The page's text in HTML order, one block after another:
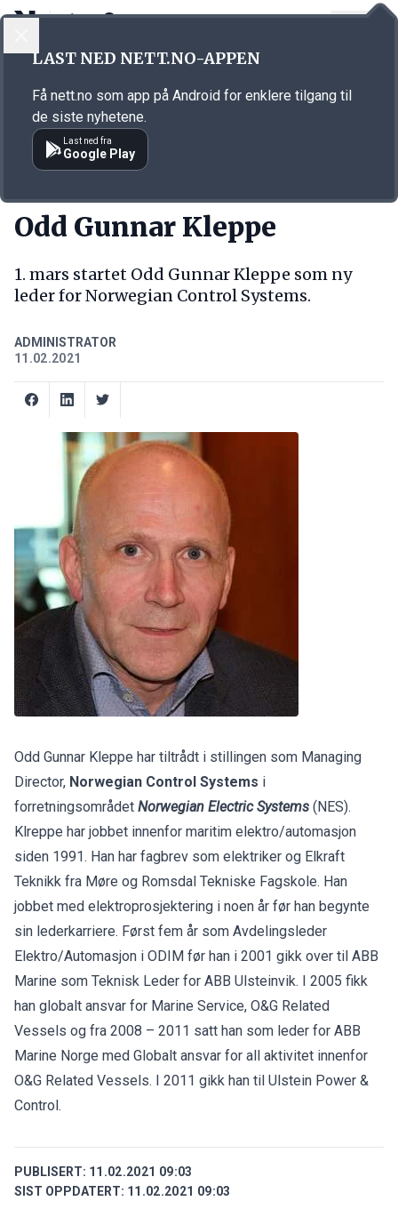
Annonsørinnhold
Odd Gunnar Kleppe
1. mars startet Odd Gunnar Kleppe som ny
leder for Norwegian Control Systems.
ADMINISTRATOR
11.02.2021
Odd Gunnar Kleppe har tiltrådt i stillingen som Managing
Director, Norwegian Control Systems i
forretningsområdet Norwegian Electric Systems (NES).
Klreppe har jobbet innenfor maritim elektro/automasjon
siden 1991. Han har fagbrev som elektriker og Elkraft
Teknikk fra Møre og Romsdal Tekniske Fagskole. Han
jobbet med elektroprosjektering i noen år før han begynte
sin lederkarriere. Først fem år som Avdelingsleder
Elektro/Automasjon i ODIM før han i 2001 gikk over til ABB
Marine som Teknisk Leder for ABB Ulsteinvik. I 2005 fikk
han globalt ansvar for Marine Service, O&G Related
Vessels og fra 2008 – 2011 satt han som leder for ABB
Marine Norge med Globalt ansvar for all aktivitet innenfor
O&G Related Vessels. I 2011 gikk han til Ulstein Power &
Control.
PUBLISERT: 11.02.2021 09:03
SIST OPPDATERT: 11.02.2021 09:03
LAST NED NETT.NO-APPEN
Få nett.no som app på Android for enklere tilgang til
de siste nyhetene.
Last ned fra
Google Play